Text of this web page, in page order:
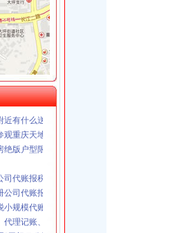
琳琅,还有哪些地方可以接办宴？_搜
式精装江景豪宅现房带人和街学指标,
区渝中区重庆天地写字楼|地理位置|交通状况|
天地北欧简约大床房_渝中区短租公寓_途家
住5.1米高轻轨旁,重庆渝中化龙桥重庆
找我家-土巴兔装修网
有什么送外卖的啊急求_重庆吧_百度贴吧
重庆天地认可丰诚物业优质服务_新浪家居
版户型限量团购热销,重庆天地二手房,
代账报税欢迎来电咨询丁莉免费申请一
公司代账报税找江秀秀低价注册-合肥58同城
规模代账整理账-上海58同城
理记账、纳税申报、年度所得税汇缴、出口
司门口公司注册0司门口代账-湖北武汉会计